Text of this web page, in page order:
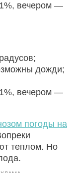
вечером —
дожди;
вечером —
погоды на
теплом. Но